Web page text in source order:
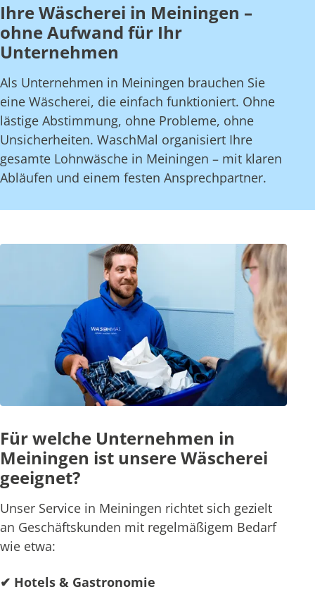
Ihre Wäscherei in Meiningen –
ohne Aufwand für Ihr
Unternehmen
Als Unternehmen in Meiningen brauchen Sie
eine Wäscherei, die einfach funktioniert. Ohne
lästige Abstimmung, ohne Probleme, ohne
Unsicherheiten. WaschMal organisiert Ihre
gesamte Lohnwäsche in Meiningen – mit klaren
Abläufen und einem festen Ansprechpartner.
Für welche Unternehmen in
Meiningen ist unsere Wäscherei
geeignet?
Unser Service in Meiningen richtet sich gezielt
an Geschäftskunden mit regelmäßigem Bedarf
wie etwa:
✔ Hotels & Gastronomie